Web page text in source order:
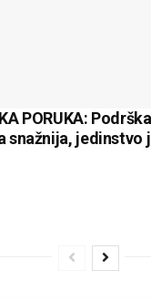
PORUKA:
snažnija, jedinstvo